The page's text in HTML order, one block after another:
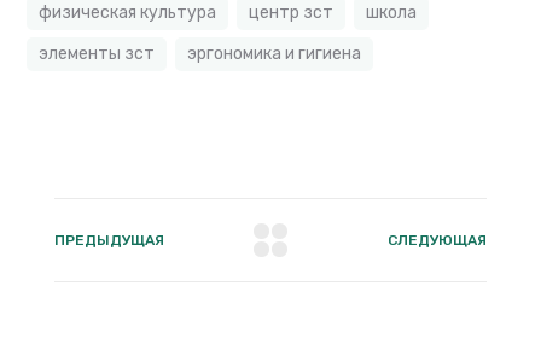
физическая культура
центр зст
школа
элементы зст
эргономика и гигиена
ПРЕДЫДУЩАЯ СЛЕДУЮЩАЯ